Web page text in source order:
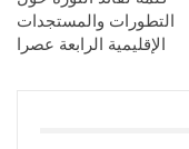
التطورات والمستجدات
الإقليمية الرابعة عصرا